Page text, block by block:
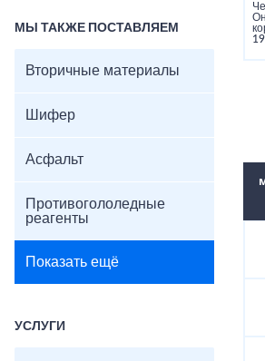
МЫ ТАКЖЕ ПОСТАВЛЯЕМ
Вторичные материалы
Шифер
Асфальт
Противогололедные
реагенты
Показать ещё
УСЛУГИ